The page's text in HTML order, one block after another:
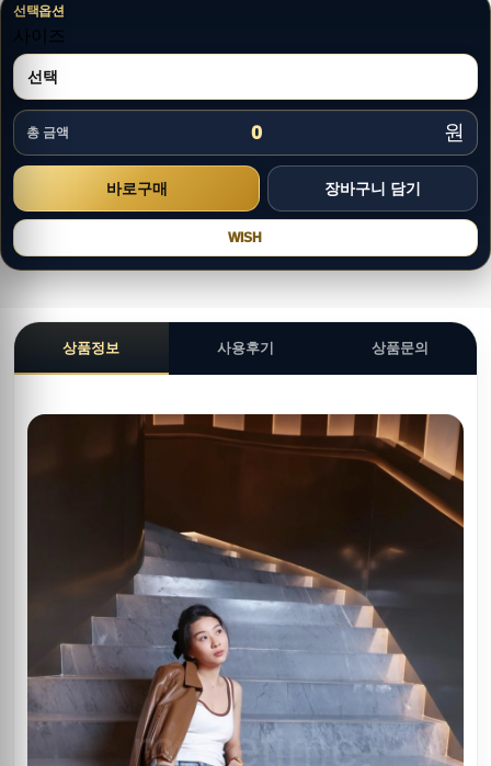
선택옵션
사이즈
총 금액 0 원
WISH
상품정보 사용후기 상품문의